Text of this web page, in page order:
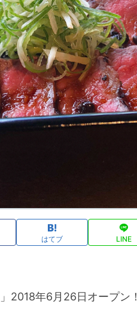
はてブ LINE
2018年6月26日オープン！